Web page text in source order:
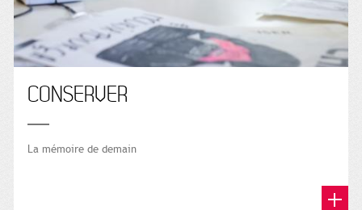
CONSERVER
La mémoire de demain